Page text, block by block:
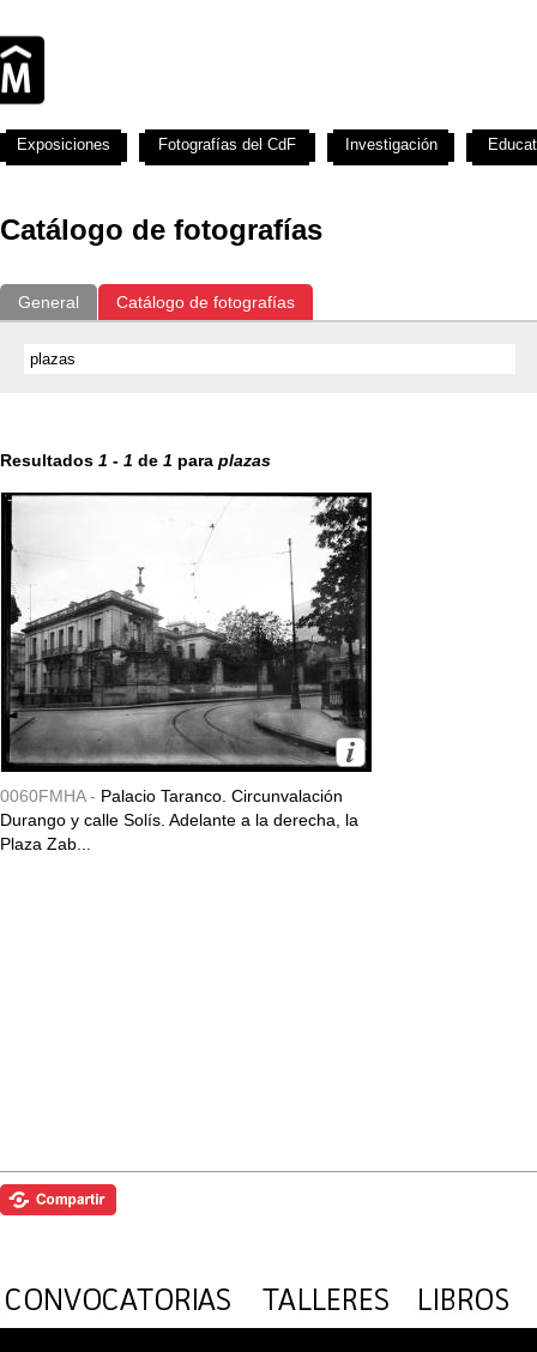
Catálogo de fotografías
General Catálogo de fotografías
Resultados 1 - 1 de 1 para plazas
0060FMHA - Palacio Taranco. Circunvalación
Durango y calle Solís. Adelante a la derecha, la
Plaza Zab...
Exposiciones Fotografías del CdF Investigación